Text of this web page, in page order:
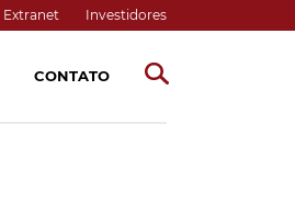
Extranet Investidores
CONTATO